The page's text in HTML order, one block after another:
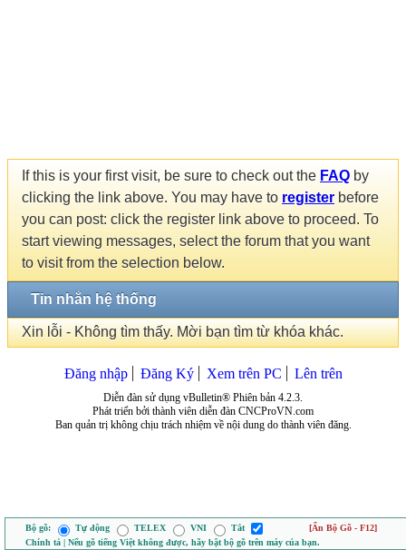
If this is your first visit, be sure to check out the FAQ by
clicking the link above. You may have to register before
you can post: click the register link above to proceed. To
start viewing messages, select the forum that you want
to visit from the selection below.
Tin nhắn hệ thống
Xin lỗi - Không tìm thấy. Mời bạn tìm từ khóa khác.
Đăng nhập Đăng Ký Xem trên PC Lên trên
Diễn đàn sử dụng vBulletin® Phiên bản 4.2.3.
Phát triển bởi thành viên diễn đàn CNCProVN.com
Ban quản trị không chịu trách nhiệm về nội dung do thành viên đăng.
Bộ gõ: Tự động TELEX VNI Tắt
[Ẩn Bộ Gõ - F12]
Chính tả | Nếu gõ tiếng Việt không được, hãy bật bộ gõ trên máy của bạn.